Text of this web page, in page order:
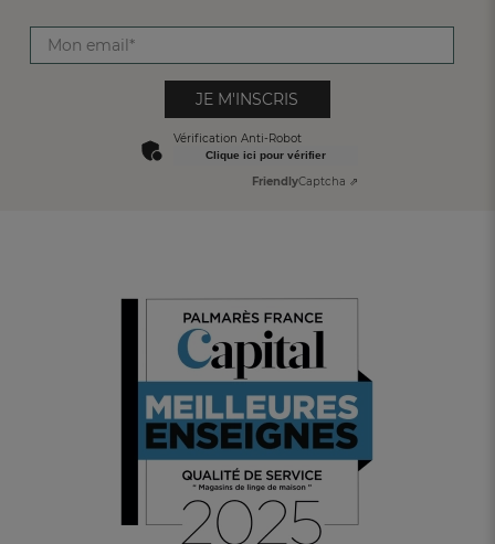
JE M'INSCRIS
Vérification Anti-Robot
Clique ici pour vérifier
FriendlyCaptcha ⇗